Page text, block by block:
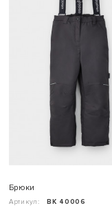
Брюки
Артикул:
ВК 40006